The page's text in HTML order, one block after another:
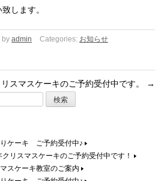
します。
by admin Categories: お知らせ
リスマスケーキのご予約受付中です。
→
ケーキ ご予約受付中♪
リスマスケーキのご予約受付中です！
スケーキ教室のご案内